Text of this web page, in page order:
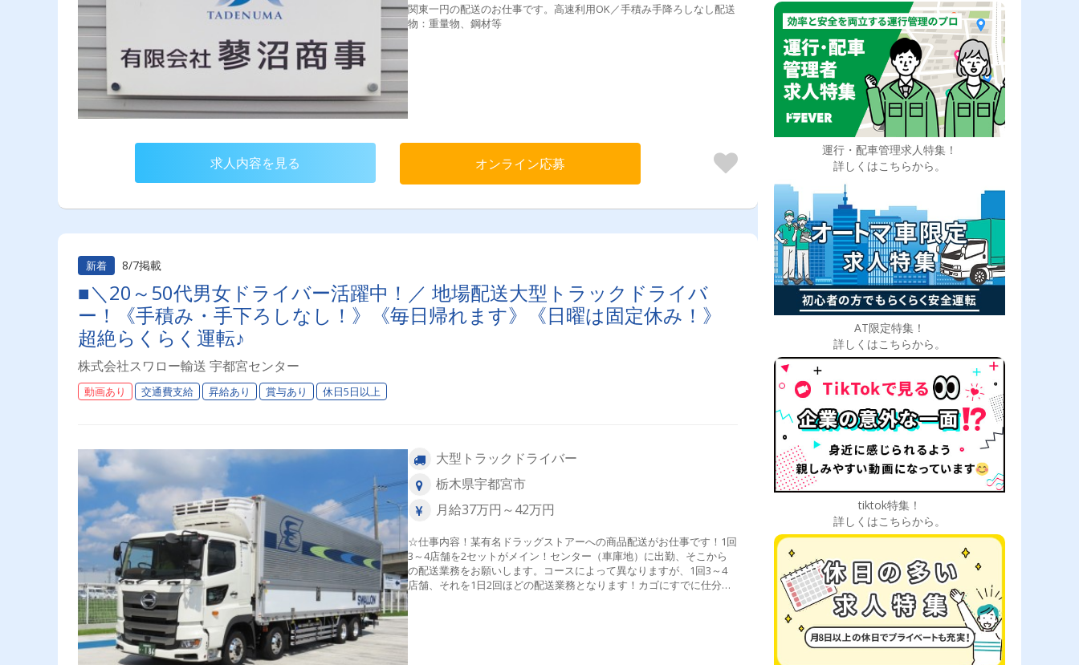
関東一円の配送のお仕事です。高速利用OK／手積み手降ろしなし配送
物：重量物、鋼材等
求人内容を見る オンライン応募
新着 8/7掲載
■＼20～50代男女ドライバー活躍中！／ 地場配送大型トラックドライバ
ー！《手積み・手下ろしなし！》《毎日帰れます》《日曜は固定休み！》
超絶らくらく運転♪
株式会社スワロー輸送 宇都宮センター
動画あり 交通費支給 昇給あり 賞与あり 休日5日以上
大型トラックドライバー
栃木県宇都宮市
月給37万円～42万円
☆仕事内容！某有名ドラッグストアーへの商品配送がお仕事です！1回
3～4店舗を2セットがメイン！センター（車庫地）に出勤、そこから
の配送業務をお願いします。コースによって異なりますが、1回3～4
店舗、それを1日2回ほどの配送業務となります！カゴにすでに仕分け
られている商品だから・・・積み込み作業も超絶ラクラク！！身体へ
の負担も少ないお仕事です！とてもイージー！（←内緒にしといて）
☆大型免許・経験があればＯＫ！大型は運転していたけど、数ヶ月の
経験でも可。もちろんしっかり先輩が教えますよ♪
運行・配車管理求人特集！
詳しくはこちらから。
AT限定特集！
詳しくはこちらから。
tiktok特集！
詳しくはこちらから。